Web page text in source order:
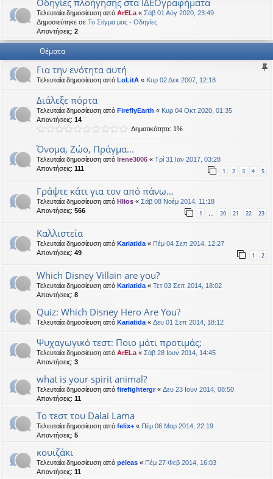
εις
Οδηγίες πλοήγησης στα ΙΔΕΟγραφήματα
Τελευταία δημοσίευση από ArELa « Σάβ 01 Αύγ 2020, 23:49
Δημοσιεύτηκε σε Το Στίγμα μας - Οδηγίες
Απαντήσεις: 2
Θέματα
Για την ενότητα αυτή
Τελευταία δημοσίευση από LoLitA « Κυρ 02 Δεκ 2007, 12:18
Διάλεξε πόρτα
Τελευταία δημοσίευση από FireflyEarth « Κυρ 04 Οκτ 2020, 01:35
Απαντήσεις: 14
Δημοτικότητα: 1%
Όνομα, Ζώο, Πράγμα...
Τελευταία δημοσίευση από Irene3006 « Τρί 31 Ιαν 2017, 03:28
Απαντήσεις: 111 1 2 3 4 5
Γράψτε κάτι για τον από πάνω...
Τελευταία δημοσίευση από Hlios « Σάβ 08 Νοέμ 2014, 11:18
Απαντήσεις: 566 1 … 20 21 22 23
Kαλλιστεία
Τελευταία δημοσίευση από Kariatida « Πέμ 04 Σεπ 2014, 12:27
Απαντήσεις: 49 1 2
Which Disney Villain are you?
Τελευταία δημοσίευση από Kariatida « Τετ 03 Σεπ 2014, 18:02
Απαντήσεις: 8
Quiz: Which Disney Hero Are You?
Τελευταία δημοσίευση από Kariatida « Δευ 01 Σεπ 2014, 18:12
Ψυχαγωγικό τεστ: Ποιο μάτι προτιμάς;
Τελευταία δημοσίευση από ArELa « Σάβ 28 Ιουν 2014, 14:45
Απαντήσεις: 3
what is your spirit animal?
Τελευταία δημοσίευση από firefightergr« Δευ 23 Ιουν 2014, 08:50
Απαντήσεις: 11
Το τεστ του Dalai Lama
Τελευταία δημοσίευση από felix+ « Πέμ 06 Μαρ 2014, 22:19
Απαντήσεις: 5
κουιζάκι
Τελευταία δημοσίευση από peleas « Πέμ 27 Φεβ 2014, 16:03
Απαντήσεις: 11